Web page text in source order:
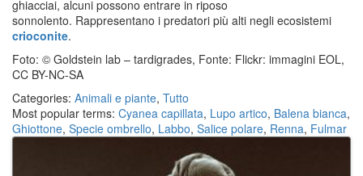
ghiacciai, alcuni possono entrare in riposo
sonnolento. Rappresentano i predatori più alti negli ecosistemi
crioconite.
Foto: © Goldstein lab – tardigrades, Fonte: Flickr: immagini EOL,
CC BY-NC-SA
Categories: Animali e piante, Tutto
Most popular terms: Cyanea capillata, Lupo artico, Balena bianca,
Ghiottone, Specie ombrello, Labbo, Salice polare, Renna, Fulmar